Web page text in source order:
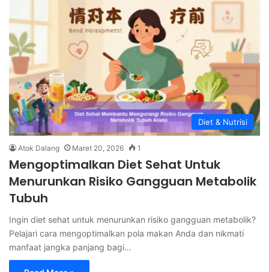
Diet & Nutrisi
Atok Dalang Maret 20, 2026 1
Mengoptimalkan Diet Sehat Untuk
Menurunkan Risiko Gangguan Metabolik
Tubuh
Ingin diet sehat untuk menurunkan risiko gangguan metabolik?
Pelajari cara mengoptimalkan pola makan Anda dan nikmati
manfaat jangka panjang bagi…